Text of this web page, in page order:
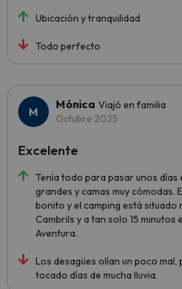
Ubicación y tranquilidad
Todo perfecto
Mónica Viajó en familia
Octubre 2025
Tenía todo para pasar unos días
grandes y camas muy cómodas.
bonito y el camping está situado
Cambrils y a tan solo 15 minutos
Aventura.
Los desagües olían un poco
tocado días de mucha lluvia.
Excelente